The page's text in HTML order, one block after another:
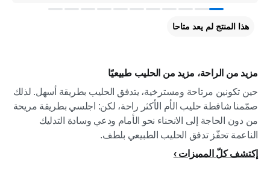
مزيد من الراحة، مزيد من الحليب طبيعيًا
حين تكونين مرتاحة ومسترخية، يتدفق الحليب بطريقة أسهل. لذلك
صمّمنا شافطة حليب الأم الأكثر راحة، لكن: اجلسي بطريقة مريحة
من دون الحاجة إلى الانحناء نحو الأمام ودعي وسادة التدليك
الناعمة تحفّز تدفق الحليب الطبيعي بلطف.
إكتشف كلّ المميزات
هذا المنتج لم يعد متاحا